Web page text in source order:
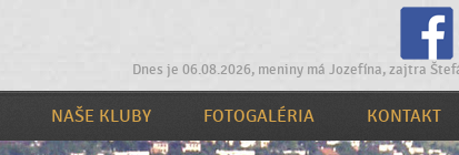
Dnes je 06.08.2026, meniny má Jozefína, zajtra
NAŠE KLUBY FOTOGALÉRIA KONTAKT